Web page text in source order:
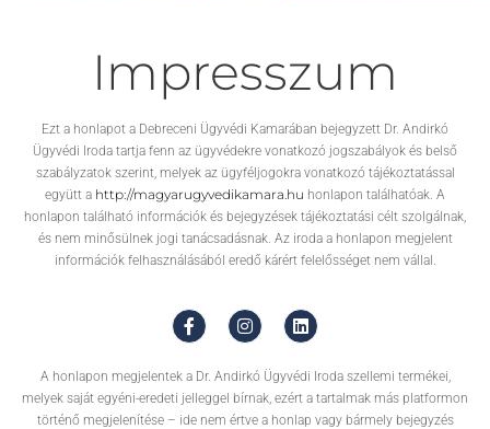
Impresszum
Ezt a honlapot a Debreceni Ügyvédi Kamarában bejegyzett Dr. Andirkó
Ügyvédi Iroda tartja fenn az ügyvédekre vonatkozó jogszabályok és belső
szabályzatok szerint, melyek az ügyféljogokra vonatkozó tájékoztatással
együtt a http://magyarugyvedikamara.hu honlapon találhatóak. A
honlapon található információk és bejegyzések tájékoztatási célt szolgálnak,
és nem minősülnek jogi tanácsadásnak. Az iroda a honlapon megjelent
információk felhasználásából eredő kárért felelősséget nem vállal.
A honlapon megjelentek a Dr. Andirkó Ügyvédi Iroda szellemi termékei,
melyek saját egyéni-eredeti jelleggel bírnak, ezért a tartalmak más platformon
történő megjelenítése – ide nem értve a honlap vagy bármely bejegyzés